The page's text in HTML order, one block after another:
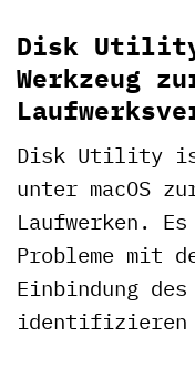
Disk
Werkzeug
Disk Utility ist
unter macOS
Laufwerken.
Probleme mit
Einbindung
identifizieren